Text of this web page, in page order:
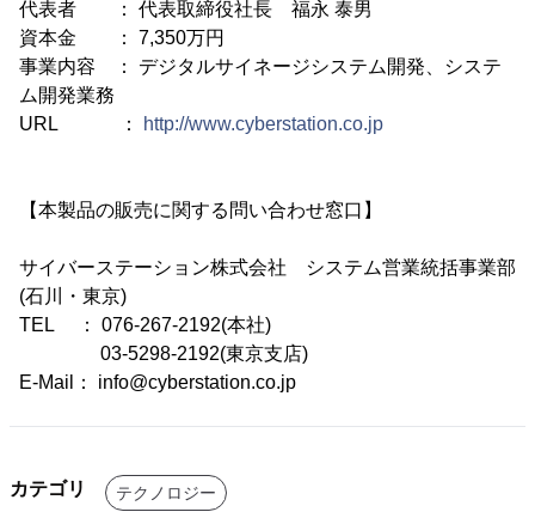
代表者 ： 代表取締役社長 福永 泰男
資本金 ： 7,350万円
事業内容 ： デジタルサイネージシステム開発、システ
ム開発業務
URL ：
http://www.cyberstation.co.jp
【本製品の販売に関する問い合わせ窓口】
サイバーステーション株式会社 システム営業統括事業部
(石川・東京)
TEL ： 076-267-2192(本社)
03-5298-2192(東京支店)
E-Mail： info@cyberstation.co.jp
カテゴリ テクノロジー